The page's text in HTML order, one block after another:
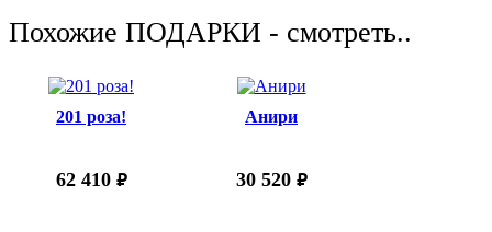
Похожие ПОДАРКИ - смотреть..
201 роза!
62 410 руб.
Анири
30 520 руб.